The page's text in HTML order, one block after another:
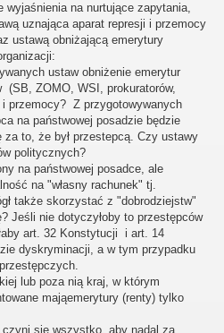
wyjaśnienia na nurtujące zapytania,
uznająca aparat represji i przemocy
ustawą obniżającą emerytury
ustaw obniżenie emerytur
ZOMO, WSI, prokuratorów,
przemocy? Z przygotowywanych
na państwowej posadzie będzie
za to, że był przestepcą. Czy ustawy
politycznych?
na państwowej posadce, ale
na "własny rachunek" tj.
także skorzystać z "dobrodziejstw"
Jeśli nie dotyczyłoby to przestępców
art. 32 Konstytucji i art. 14
dyskryminacji, a w tym przypadku
lub poza nią kraj, w którym
mająemerytury (renty) tylko
się wszystko, aby nadal za